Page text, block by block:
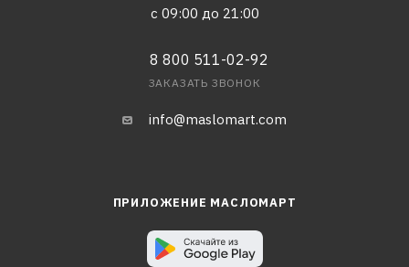
с 09:00 до 21:00
8 800 511-02-92
ЗАКАЗАТЬ ЗВОНОК
info@maslomart.com
ПРИЛОЖЕНИЕ МАСЛОМАРТ